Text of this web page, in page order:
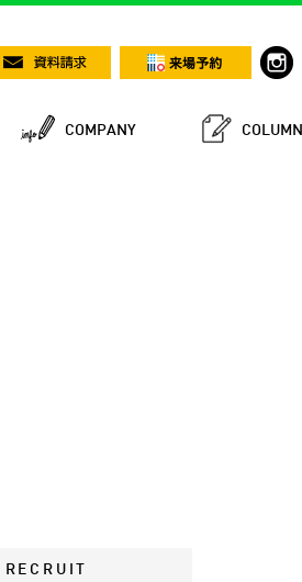
COMPANY COLUMN
RECRUIT